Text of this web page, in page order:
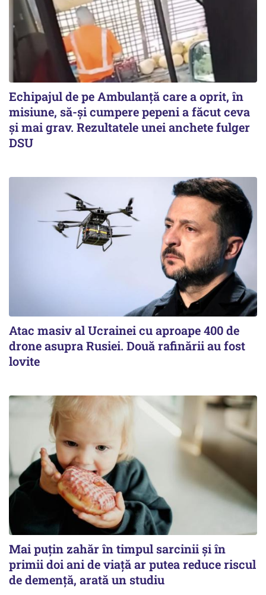
Echipajul de pe Ambulanță care a oprit, în
misiune, să-și cumpere pepeni a făcut ceva
și mai grav. Rezultatele unei anchete fulger
DSU
Atac masiv al Ucrainei cu aproape 400 de
drone asupra Rusiei. Două rafinării au fost
lovite
Mai puțin zahăr în timpul sarcinii și în
primii doi ani de viață ar putea reduce riscul
de demență, arată un studiu